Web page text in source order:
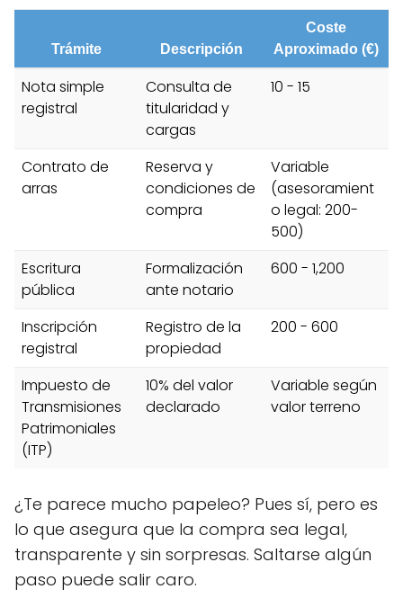
Trámite Descripción
Coste
Aproximado (€)
Nota simple
registral
Consulta de
titularidad y
cargas
10 - 15
Contrato de
arras
Reserva y
condiciones de
compra
Variable
(asesoramient
o legal: 200-
500)
Escritura
pública
Formalización
ante notario
600 - 1,200
Inscripción
registral
Registro de la
propiedad
200 - 600
Impuesto de
Transmisiones
Patrimoniales
(ITP)
10% del valor
declarado
Variable según
valor terreno
¿Te parece mucho papeleo? Pues sí, pero es
lo que asegura que la compra sea legal,
transparente y sin sorpresas. Saltarse algún
paso puede salir caro.